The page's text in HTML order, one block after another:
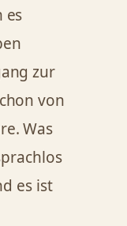
es
zur
von
Was
es ist